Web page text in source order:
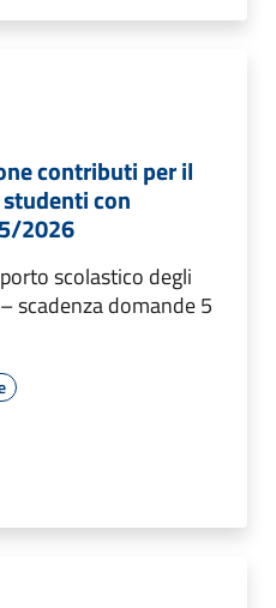
contributi per il
con
2026
scolastico degli
scadenza domande 5